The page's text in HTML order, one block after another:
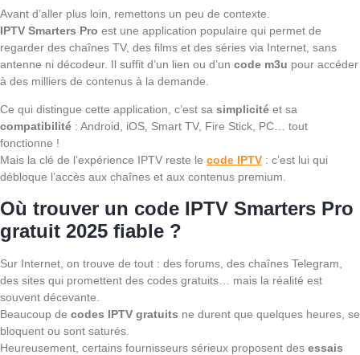
Avant d’aller plus loin, remettons un peu de contexte.
IPTV Smarters Pro est une application populaire qui permet de
regarder des chaînes TV, des films et des séries via Internet, sans
antenne ni décodeur. Il suffit d’un lien ou d’un code m3u pour accéder
à des milliers de contenus à la demande.
Ce qui distingue cette application, c’est sa simplicité et sa
compatibilité : Android, iOS, Smart TV, Fire Stick, PC… tout
fonctionne !
Mais la clé de l’expérience IPTV reste le code IPTV : c’est lui qui
débloque l’accès aux chaînes et aux contenus premium.
Où trouver un code IPTV Smarters Pro
gratuit 2025 fiable ?
Sur Internet, on trouve de tout : des forums, des chaînes Telegram,
des sites qui promettent des codes gratuits… mais la réalité est
souvent décevante.
Beaucoup de codes IPTV gratuits ne durent que quelques heures, se
bloquent ou sont saturés.
Heureusement, certains fournisseurs sérieux proposent des essais